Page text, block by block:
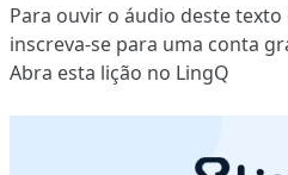
Para ouvir o áudio deste
inscreva-se para uma conta
Abra esta lição no LingQ